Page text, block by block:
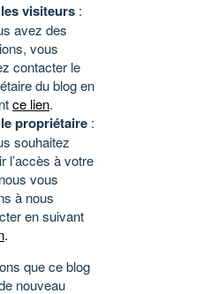
visiteurs :
avez des
vous
contacter le
du blog en
ce lien.
propriétaire :
souhaitez
l’accès à votre
vous
à nous
en suivant
.
que ce blog
nouveau